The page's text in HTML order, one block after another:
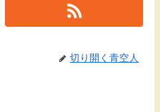
切り開く青空人